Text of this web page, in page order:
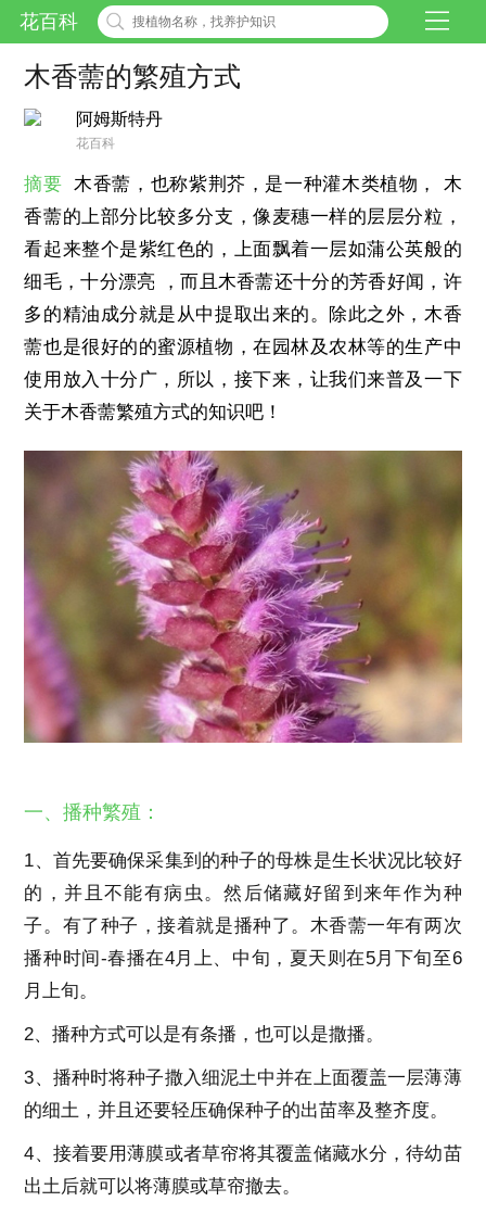
花百科
木香薷的繁殖方式
阿姆斯特丹
花百科
摘要 木香薷，也称紫荆芥，是一种灌木类植物， 木
香薷的上部分比较多分支，像麦穗一样的层层分粒，
看起来整个是紫红色的，上面飘着一层如蒲公英般的
细毛，十分漂亮 ，而且木香薷还十分的芳香好闻，许
多的精油成分就是从中提取出来的。除此之外，木香
薷也是很好的的蜜源植物，在园林及农林等的生产中
使用放入十分广，所以，接下来，让我们来普及一下
关于木香薷繁殖方式的知识吧！
一、播种繁殖：
1、首先要确保采集到的种子的母株是生长状况比较好
的，并且不能有病虫。然后储藏好留到来年作为种
子。有了种子，接着就是播种了。木香薷一年有两次
播种时间-春播在4月上、中旬，夏天则在5月下旬至6
月上旬。
2、播种方式可以是有条播，也可以是撒播。
3、播种时将种子撒入细泥土中并在上面覆盖一层薄薄
的细土，并且还要轻压确保种子的出苗率及整齐度。
4、接着要用薄膜或者草帘将其覆盖储藏水分，待幼苗
出土后就可以将薄膜或草帘撤去。